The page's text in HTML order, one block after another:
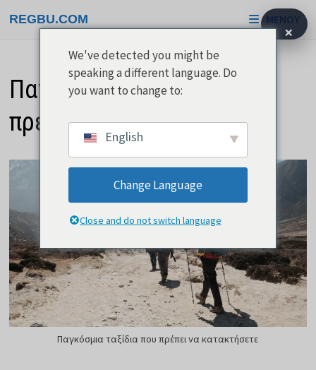
στο
REGBU.COM ΜΕΝΟΎ
Παγκόσμια ταξίδια που
πρέπει να κατακτήσετε
Παγκόσμια ταξίδια που πρέπει να κατακτήσετε
×
We've detected you might be
speaking a different language. Do
you want to change to:
English
Change Language
Close and do not switch language